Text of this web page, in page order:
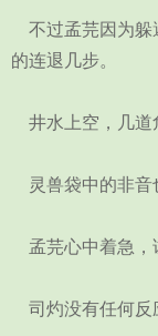
不过孟芫因为躲
的连退几步。
井水上空，几道
灵兽袋中的非音
孟芫心中着急，
司灼没有任何反